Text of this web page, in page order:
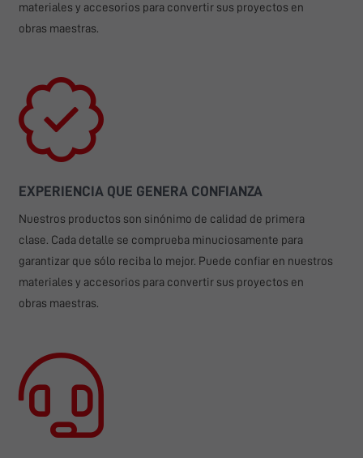
materiales y accesorios para convertir sus proyectos en
obras maestras.
EXPERIENCIA QUE GENERA CONFIANZA
Nuestros productos son sinónimo de calidad de primera
clase. Cada detalle se comprueba minuciosamente para
garantizar que sólo reciba lo mejor. Puede confiar en nuestros
materiales y accesorios para convertir sus proyectos en
obras maestras.